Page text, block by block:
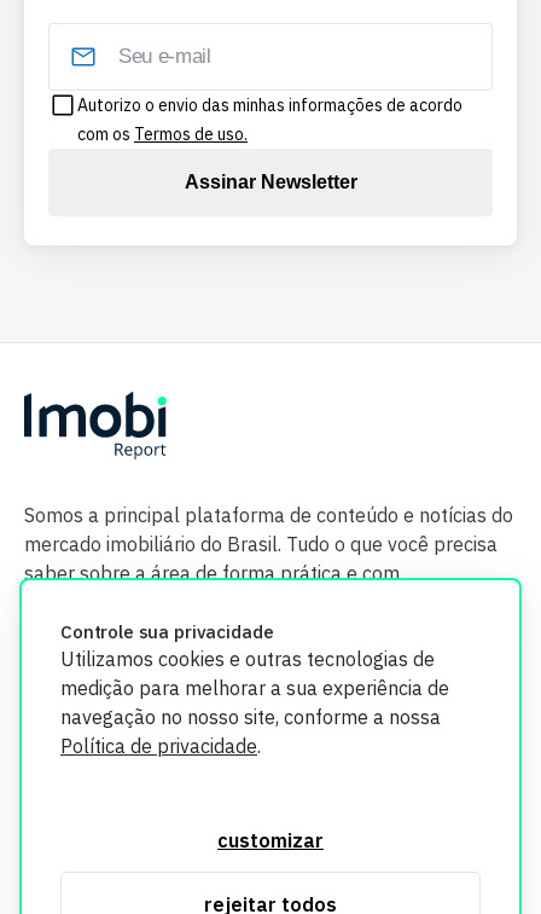
Controle sua privacidade
Utilizamos cookies e outras tecnologias de
medição para melhorar a sua experiência de
navegação no nosso site, conforme a nossa
Política de privacidade.
customizar
rejeitar todos
Autorizo o envio das minhas informações de acordo
com os Termos de uso.
Assinar Newsletter
Somos a principal plataforma de conteúdo e notícias do
mercado imobiliário do Brasil. Tudo o que você precisa
saber sobre a área de forma prática e com
segurança. Todos os dados coletados em nosso site são
utilizados exclusivamente para fins de aprimoramento de
informações, consulte nossa Política de Privacidade.